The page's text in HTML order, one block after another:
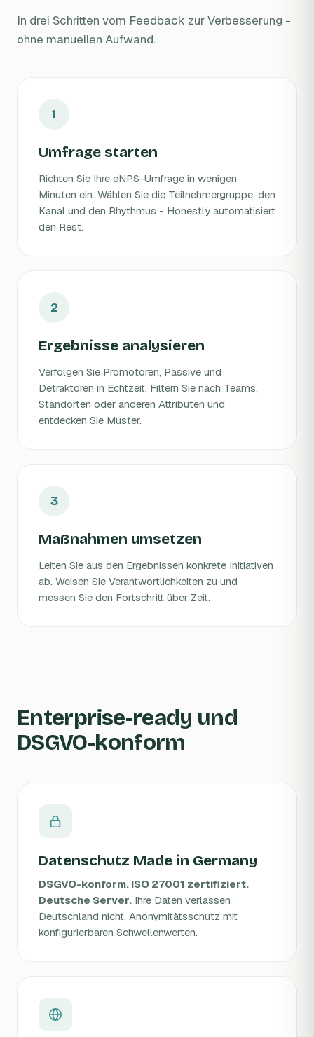
In drei Schritten vom Feedback zur Verbesserung -
ohne manuellen Aufwand.
Umfrage starten
Richten Sie Ihre eNPS-Umfrage in wenigen
Minuten ein. Wählen Sie die Teilnehmergruppe, den
Kanal und den Rhythmus - Honestly automatisiert
den Rest.
Ergebnisse analysieren
Verfolgen Sie Promotoren, Passive und
Detraktoren in Echtzeit. Filtern Sie nach Teams,
Standorten oder anderen Attributen und
entdecken Sie Muster.
Maßnahmen umsetzen
Leiten Sie aus den Ergebnissen konkrete Initiativen
ab. Weisen Sie Verantwortlichkeiten zu und
messen Sie den Fortschritt über Zeit.
Enterprise-ready und
DSGVO-konform
Datenschutz Made in Germany
DSGVO-konform. ISO 27001 zertifiziert.
Deutsche Server. Ihre Daten verlassen
Deutschland nicht. Anonymitätsschutz mit
konfigurierbaren Schwellenwerten.